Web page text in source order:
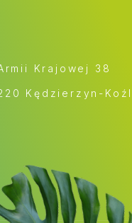
Krajowej 38
Kędzierzyn-